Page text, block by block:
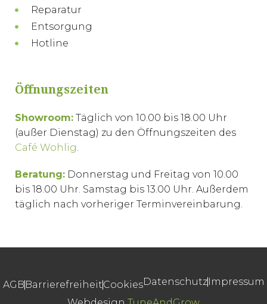
Reparatur
Entsorgung
Hotline
Öffnungszeiten
Showroom: Täglich von 10.00 bis 18.00 Uhr
(außer Dienstag) zu den Öffnungszeiten des
Café Wohlig.
Beratung: Donnerstag und Freitag von 10.00
bis 18.00 Uhr. Samstag bis 13.00 Uhr. Außerdem
täglich nach vorheriger Terminvereinbarung.
AGB BarrierefreiheitCookiesDatenschutzImpressum